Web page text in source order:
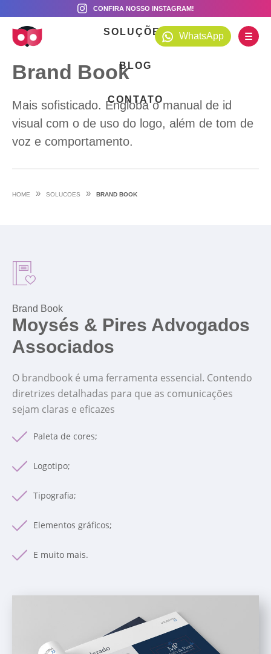
CONFIRA NOSSO INSTAGRAM!
WhatsApp
SOLUÇÕES
BLOG
CONTATO
Brand Book
Mais sofisticado. Engloba o manual de id
visual com o de uso do logo, além de tom de
voz e comportamento.
HOME » SOLUCOES » BRAND BOOK
Brand Book
Moysés & Pires Advogados
Associados
O brandbook é uma ferramenta essencial. Contendo
diretrizes detalhadas para que as comunicações
sejam claras e eficazes
Paleta de cores;
Logotipo;
Tipografia;
Elementos gráficos;
E muito mais.